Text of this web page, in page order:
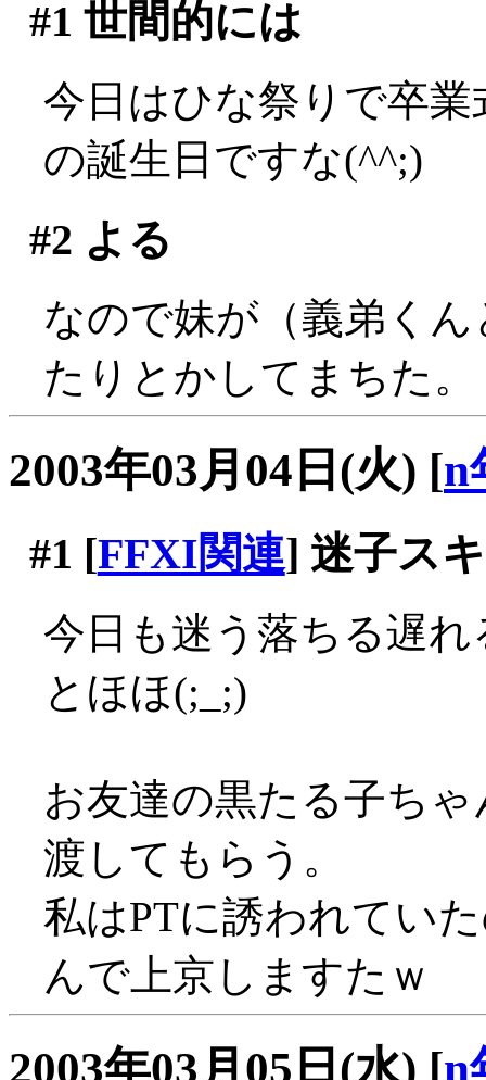
#1 世間的には
今日はひな祭りで卒
の誕生日ですな(^^;)
#2 よる
なので妹が（義弟く
たりとかしてまちた。
2003年03月04日(火) [n
#1 [FFXI関連] 迷子ス
今日も迷う落ちる遅
とほほ(;_;)
お友達の黒たる子ち
渡してもらう。
私はPTに誘われてい
んで上京しますたｗ
2003年03月05日(水) [n